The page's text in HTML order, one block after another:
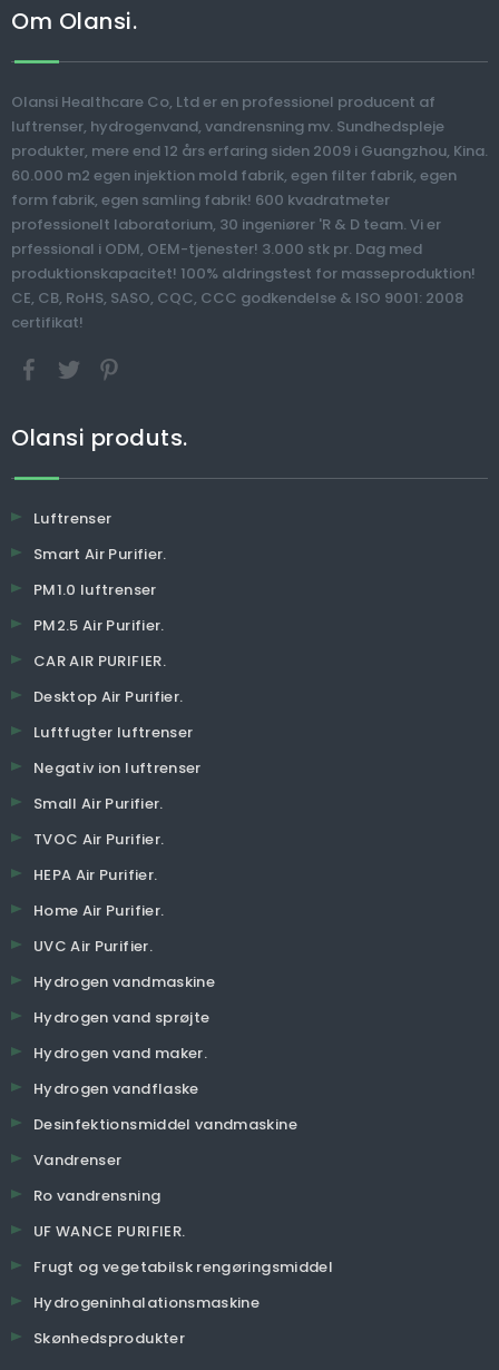
Om Olansi.
Olansi Healthcare Co, Ltd er en professionel producent af
luftrenser, hydrogenvand, vandrensning mv. Sundhedspleje
produkter, mere end 12 års erfaring siden 2009 i Guangzhou, Kina.
60.000 m2 egen injektion mold fabrik, egen filter fabrik, egen
form fabrik, egen samling fabrik! 600 kvadratmeter
professionelt laboratorium, 30 ingeniører 'R & D team. Vi er
prfessional i ODM, OEM-tjenester! 3.000 stk pr. Dag med
produktionskapacitet! 100% aldringstest for masseproduktion!
CE, CB, RoHS, SASO, CQC, CCC godkendelse & ISO 9001: 2008
certifikat!
Olansi produts.
Luftrenser
Smart Air Purifier.
PM1.0 luftrenser
PM2.5 Air Purifier.
CAR AIR PURIFIER.
Desktop Air Purifier.
Luftfugter luftrenser
Negativ ion luftrenser
Small Air Purifier.
TVOC Air Purifier.
HEPA Air Purifier.
Home Air Purifier.
UVC Air Purifier.
Hydrogen vandmaskine
Hydrogen vand sprøjte
Hydrogen vand maker.
Hydrogen vandflaske
Desinfektionsmiddel vandmaskine
Vandrenser
Ro vandrensning
UF WANCE PURIFIER.
Frugt og vegetabilsk rengøringsmiddel
Hydrogeninhalationsmaskine
Skønhedsprodukter